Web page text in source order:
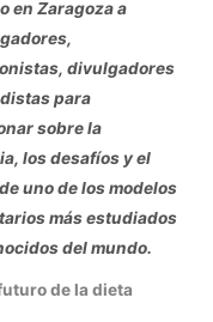
en Zaragoza a
divulgadores
para
sobre la
los desafíos y el
uno de los modelos
más estudiados
del mundo.
de la dieta